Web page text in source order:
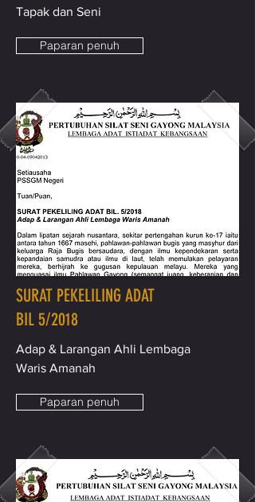
Tapak dan Seni
Paparan penuh
SURAT PEKELILING ADAT
BIL 5/2018
Adap & Larangan Ahli Lembaga
Waris Amanah
Paparan penuh